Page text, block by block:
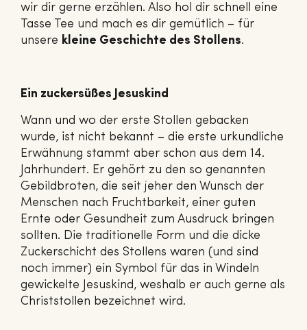
wir dir gerne erzählen. Also hol dir schnell eine
Tasse Tee und mach es dir gemütlich – für
unsere kleine Geschichte des Stollens.
Ein zuckersüßes Jesuskind
Wann und wo der erste Stollen gebacken
wurde, ist nicht bekannt – die erste urkundliche
Erwähnung stammt aber schon aus dem 14.
Jahrhundert. Er gehört zu den so genannten
Gebildbroten, die seit jeher den Wunsch der
Menschen nach Fruchtbarkeit, einer guten
Ernte oder Gesundheit zum Ausdruck bringen
sollten. Die traditionelle Form und die dicke
Zuckerschicht des Stollens waren (und sind
noch immer) ein Symbol für das in Windeln
gewickelte Jesuskind, weshalb er auch gerne als
Christstollen bezeichnet wird.